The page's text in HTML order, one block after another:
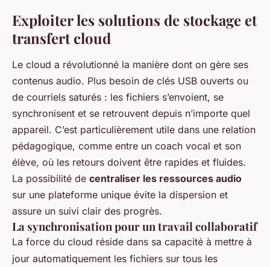
Exploiter les solutions de stockage et
transfert cloud
Le cloud a révolutionné la manière dont on gère ses
contenus audio. Plus besoin de clés USB ouverts ou
de courriels saturés : les fichiers s’envoient, se
synchronisent et se retrouvent depuis n’importe quel
appareil. C’est particulièrement utile dans une relation
pédagogique, comme entre un coach vocal et son
élève, où les retours doivent être rapides et fluides.
La possibilité de centraliser les ressources audio
sur une plateforme unique évite la dispersion et
assure un suivi clair des progrès.
La synchronisation pour un travail collaboratif
La force du cloud réside dans sa capacité à mettre à
jour automatiquement les fichiers sur tous les